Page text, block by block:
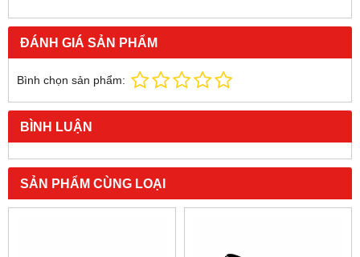
ĐÁNH GIÁ SẢN PHẨM
Bình chọn sản phẩm:
BÌNH LUẬN
SẢN PHẨM CÙNG LOẠI